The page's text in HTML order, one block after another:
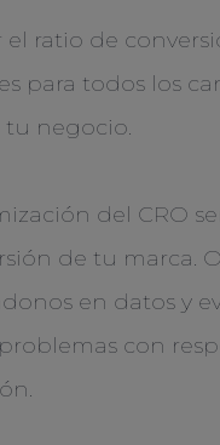
el ratio de
para todos los
negocio.
del CRO
de tu marca.
en datos y
con